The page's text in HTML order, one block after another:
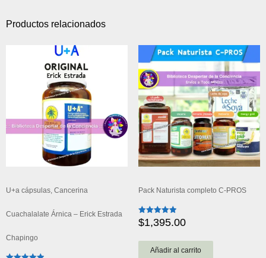
Productos relacionados
U+a cápsulas, Cancerina
Cuachalalate Árnica – Erick Estrada
Chapingo
Pack Naturista completo C-PROS
Valorado
con
de 5
$1,395.00
Añadir al carrito